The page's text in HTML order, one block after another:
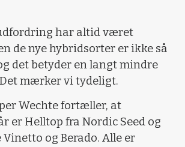
har altid været
de nye hybridsorter er ikke så
det betyder en langt mindre
mærker vi tydeligt.
Wechte fortæller, at
er Helltop fra Nordic Seed og
og Berado. Alle er